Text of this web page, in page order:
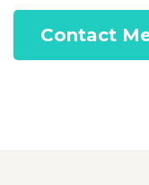
Contact